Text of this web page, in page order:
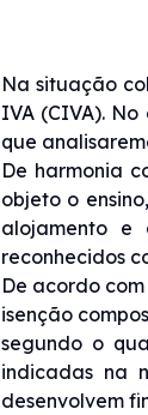
Na situação
IVA (CIVA).
que
De harmonia
objeto o
alojamento e
reconhecidos
De acordo
isenção
segundo o
indicadas na
desenvolvem